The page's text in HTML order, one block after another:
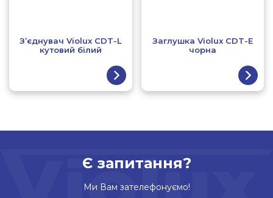
З’єднувач Violux CDT-L
кутовий білий
Заглушка Violux CDT-E
чорна
Є запитання?
Ми Вам зателефонуємо!